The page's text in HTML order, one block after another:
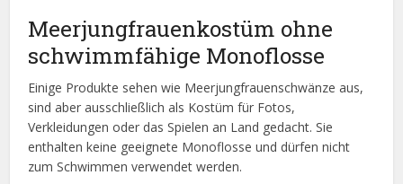
Meerjungfrauenkostüm ohne
schwimmfähige Monoflosse
Einige Produkte sehen wie Meerjungfrauenschwänze aus,
sind aber ausschließlich als Kostüm für Fotos,
Verkleidungen oder das Spielen an Land gedacht. Sie
enthalten keine geeignete Monoflosse und dürfen nicht
zum Schwimmen verwendet werden.